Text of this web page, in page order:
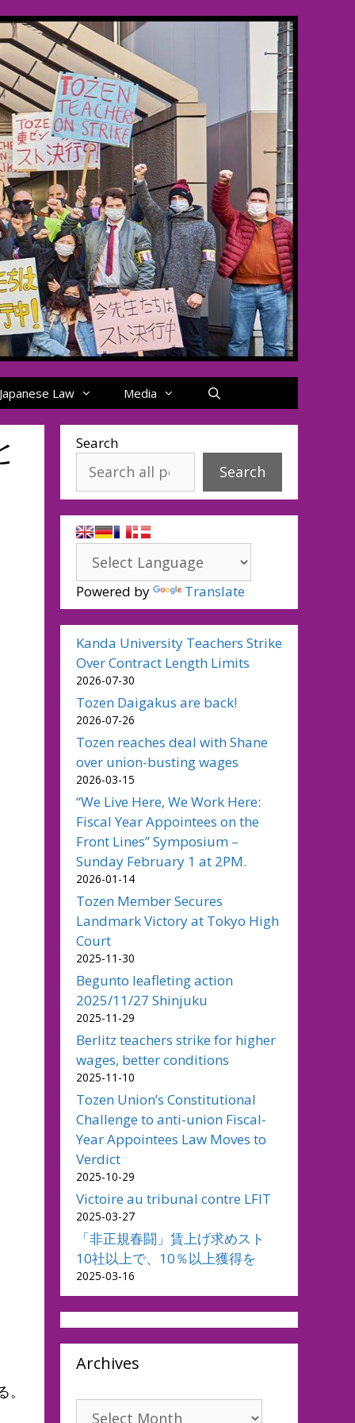
Japanese Law Media
Search
Search
Powered by Translate
Kanda University Teachers Strike
Over Contract Length Limits
2026-07-30
Tozen Daigakus are back!
2026-07-26
Tozen reaches deal with Shane
over union-busting wages
2026-03-15
“We Live Here, We Work Here:
Fiscal Year Appointees on the
Front Lines” Symposium –
Sunday February 1 at 2PM.
2026-01-14
Tozen Member Secures
Landmark Victory at Tokyo High
Court
2025-11-30
Begunto leafleting action
2025/11/27 Shinjuku
2025-11-29
Berlitz teachers strike for higher
wages, better conditions
2025-11-10
Tozen Union’s Constitutional
Challenge to anti-union Fiscal-
Year Appointees Law Moves to
Verdict
2025-10-29
Victoire au tribunal contre LFIT
2025-03-27
「非正規春闘」賃上げ求めスト
10社以上で、10％以上獲得を
2025-03-16
Archives
Archives